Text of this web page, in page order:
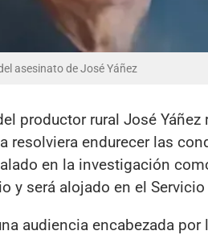
asesinato de José Yáñez
productor rural José
resolviera endurecer las
en la investigación
y será alojado en el
audiencia encabezada por